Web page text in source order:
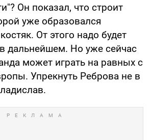
Он показал, что строит
уже образовался
От этого надо будет
дальнейшем. Но уже сейчас
может играть на равных с
Упрекнуть Реброва не в